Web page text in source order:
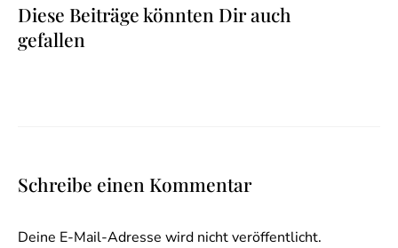
Diese Beiträge könnten Dir auch
gefallen
Schreibe einen Kommentar
Deine E-Mail-Adresse wird nicht veröffentlicht.